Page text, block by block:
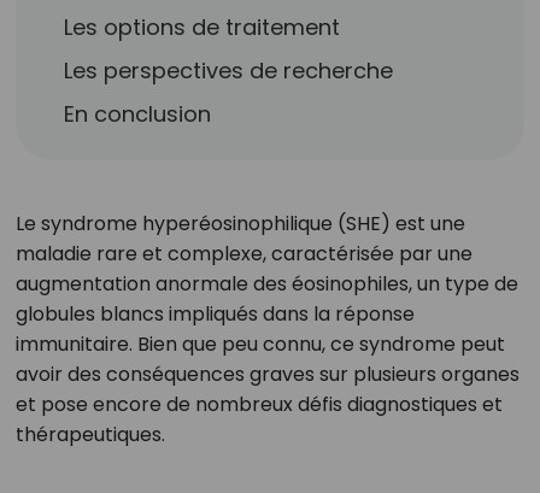
Les options de traitement
Les perspectives de recherche
En conclusion
Le syndrome hyperéosinophilique (SHE) est une
maladie rare et complexe, caractérisée par une
augmentation anormale des éosinophiles, un type de
globules blancs impliqués dans la réponse
immunitaire. Bien que peu connu, ce syndrome peut
avoir des conséquences graves sur plusieurs organes
et pose encore de nombreux défis diagnostiques et
thérapeutiques.